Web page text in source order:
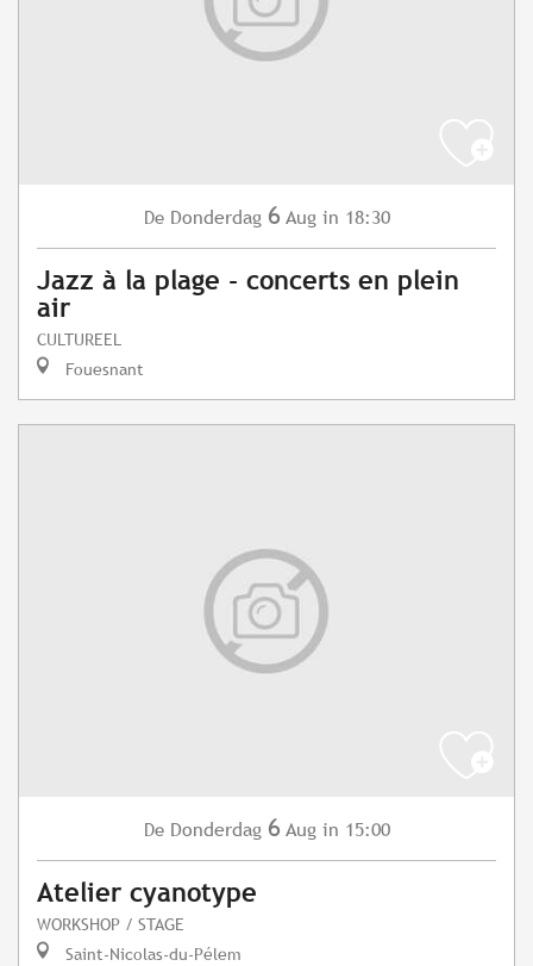
De Donderdag 6 Aug in 18:30
Jazz à la plage - concerts en plein
air
CULTUREEL
Fouesnant
De Donderdag 6 Aug in 15:00
Atelier cyanotype
WORKSHOP / STAGE
Saint-Nicolas-du-Pélem